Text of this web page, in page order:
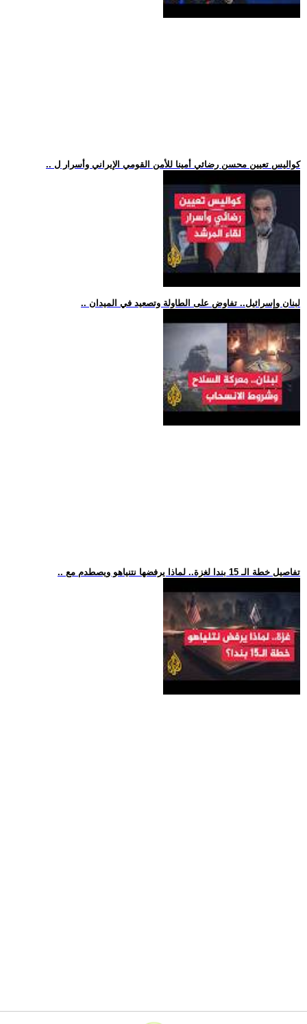
.. كواليس تعيين محسن رضائي أمينا للأمن القومي الإيراني وأسرار ل
.. لبنان وإسرائيل.. تفاوض على الطاولة وتصعيد في الميدان
.. تفاصيل خطة الـ 15 بندا لغزة.. لماذا يرفضها نتنياهو ويصطدم مع